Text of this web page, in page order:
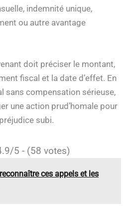
indemnité unique,
ou autre avantage
doit préciser le montant,
fiscal et la date d’effet. En
sans compensation sérieuse,
une action prud’homale pour
subi.
5 - (58 votes)
ces appels et les